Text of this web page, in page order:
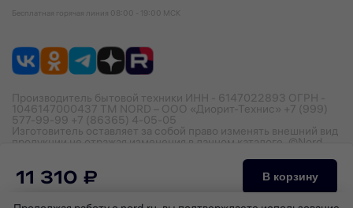
Бесплатная горячая линия 08:00 - 19:00 МСК
Производитель бытовой техники ИНН - 6147022893 ОГРН -
1046147000437 ТМ NORD – ООО «Диорит-Технис» +7 (999)
577-99-99 +7 (86365) 4-05-05
Изготовитель оставляет за собой право изменять внешний вид
продукции не отражая изменения в данном каталоге. ©Nord,
11 310 ₽ В корзину